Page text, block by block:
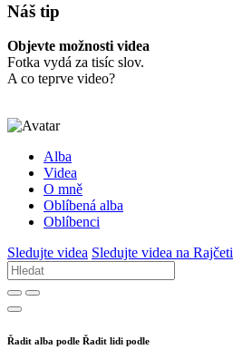
Náš tip
Objevte možnosti videa
Fotka vydá za tisíc slov.
A co teprve video?
Alba
Videa
O mně
Oblíbená alba
Oblíbenci
Sledujte videa Sledujte videa na Rajčeti
Řadit alba podle Řadit lidi podle